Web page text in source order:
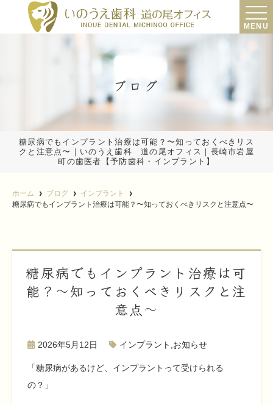
MENU
ブログ
糖尿病でもインプラント治療は可能？〜知っておくべきリス
クと注意点〜｜いのうえ歯科 道の尾オフィス｜長崎市岩屋
町の歯医者【予防歯科・インプラント】
ホーム ブログ
インプラント
糖尿病でもインプラント治療は可能？〜知っておくべきリスクと注意点〜
糖尿病でもインプラント治療は可
能？〜知っておくべきリスクと注
意点〜
2026年5月12日 インプラント お知らせ
「糖尿病があるけど、インプラントって受けられる
の？」